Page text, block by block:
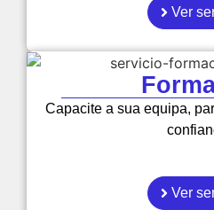
Ver
Capacite a sua equipa,
Ver